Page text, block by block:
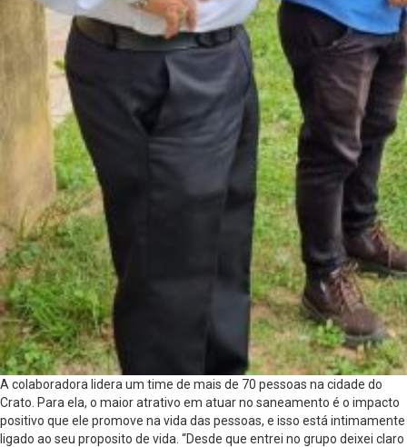
A colaboradora lidera um time de mais de 70 pessoas na cidade do
Crato. Para ela, o maior atrativo em atuar no saneamento é o impacto
positivo que ele promove na vida das pessoas, e isso está intimamente
ligado ao seu proposito de vida. “Desde que entrei no grupo deixei claro